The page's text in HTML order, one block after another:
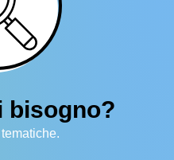
bisogno?